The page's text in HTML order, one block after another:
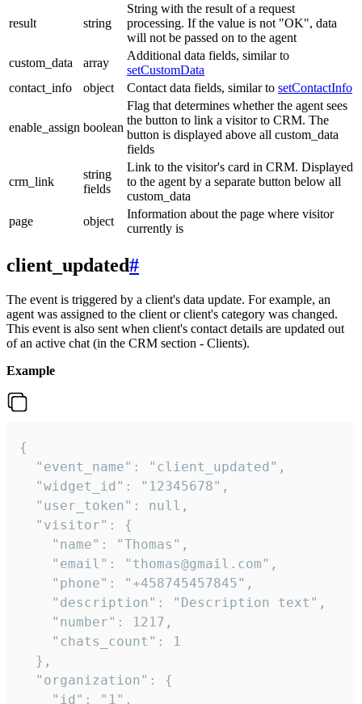
result string
String with the result of a request
processing. If the value is not "OK", data
will not be passed on to the agent
custom_data
array
Additional data fields, similar to
setCustomData
contact_info
object Contact data fields, similar to setContactInfo
enable_assign boolean
Flag that determines whether the agent sees
the button to link a visitor to CRM. The
button is displayed above all custom_data
fields
crm_link
string
fields
Link to the visitor's card in CRM. Displayed
to the agent by a separate button below all
custom_data
page
object
Information about the page where visitor
currently is
client_updated#
The event is triggered by a client's data update. For example, an
agent was assigned to the client or client's category was changed.
This event is also sent when client's contact details are updated out
of an active chat (in the CRM section - Clients).
Example
{
  "event_name": "client_updated",
  "widget_id": "12345678",
  "user_token": null,
  "visitor": {
    "name": "Thomas",
    "email": "thomas@gmail.com",
    "phone": "+458745457845",
    "description": "Description text",
    "number": 1217,
    "chats_count": 1
  },
  "organization": {
    "id": "1",